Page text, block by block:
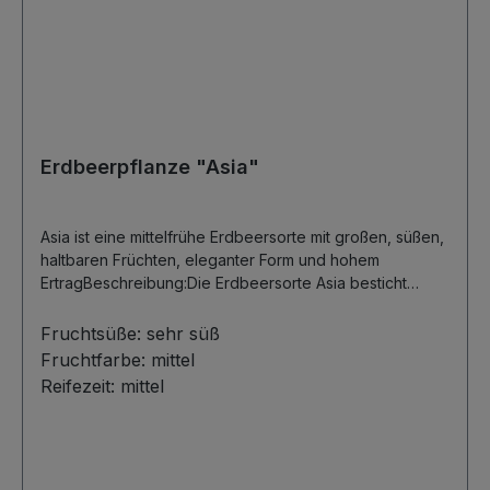
Erdbeerpflanze "Asia"
Asia ist eine mittelfrühe Erdbeersorte mit großen, süßen,
haltbaren Früchten, eleganter Form und hohem
ErtragBeschreibung:Die Erdbeersorte Asia besticht
außergewöhnlich süßen und äußerst großen Früchten.
Ihre lange, konische Form verleiht ihnen eine elegante
rote Fruchtfleisch offenbart nicht nur vorzüglichen
Fruchtsüße: sehr süß
Fruchtfarbe: mittel
Reifezeit: mittel